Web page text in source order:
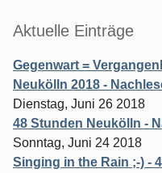
Aktuelle Einträge
Gegenwart =
Neukölln 2018 -
Dienstag, Juni 26 2018
48 Stunden Neukölln -
Sonntag, Juni 24 2018
Singing in the Rain ;-) -